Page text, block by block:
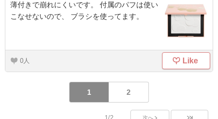
薄付きで崩れにくいです。 付属のパフは使い
こなせないので、 ブラシを使ってます。
0 Like
1 2
次へ